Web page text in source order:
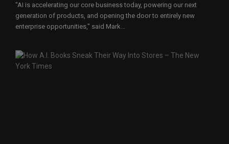
"AI is accelerating our core business today, powering our next
generation of products, and opening the door to entirely new
enterprise opportunities," said Mark...